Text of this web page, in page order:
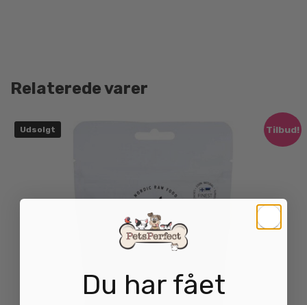
Relaterede varer
Tilbud!
Udsolgt
Du har fået